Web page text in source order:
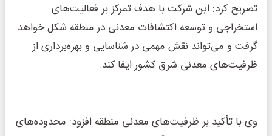
تصریح کرد: این شرکت با هدف تمرکز بر فعالیت‌های
استخراجی و توسعه اکتشافات معدنی در منطقه شکل خواهد
گرفت و می‌تواند نقش مهمی در شناسایی و بهره‌برداری از
ظرفیت‌های معدنی شرق کشور ایفا کند.
وی با تأکید بر ظرفیت‌های معدنی منطقه افزود: محدوده‌های